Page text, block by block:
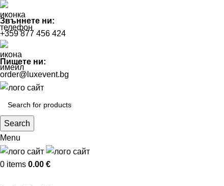
Звъннете ни:
+359 877 456 424
Пишете ни:
order@luxevent.bg
Search
Menu
0 items 0.00 €